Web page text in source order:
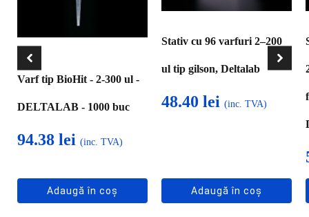
Varf tip BioHit - 2-300 ul -
DELTALAB - 1000 buc
94.38 lei (inc. TVA)
Adaugă în coș
Stativ cu 96 varfuri 2–200
ul tip gilson, Deltalab
48.40 lei (inc. TVA)
Adaugă în coș